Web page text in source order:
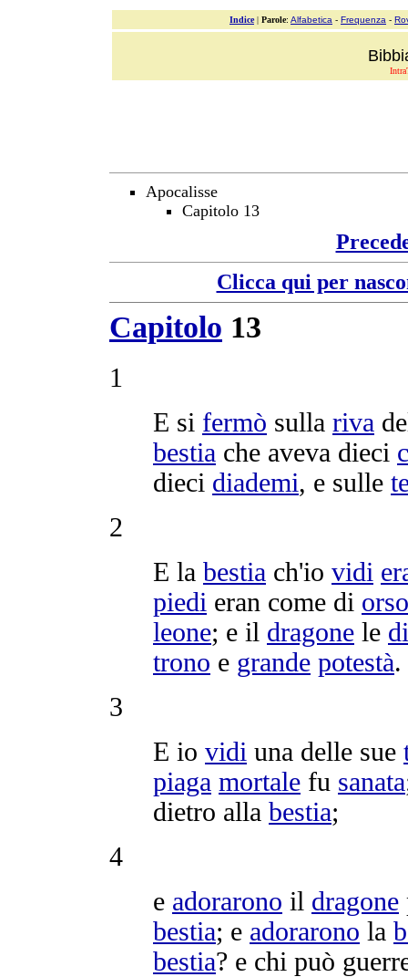
Indice| Parole: Alfabetica - Frequenza -
Apocalisse
Capitolo 13
Clicca qui per
Capitolo 13
1
E si fermò sulla riva
bestia che aveva dieci
dieci diademi, e sulle
2
E la bestia ch'io vidi
piedi eran come di orso
leone; e il dragone le
trono e grande potestà.
3
E io vidi una delle sue
piaga mortale fu sanata
dietro alla bestia;
4
e adorarono il dragone
bestia; e adorarono la
bestia? e chi può